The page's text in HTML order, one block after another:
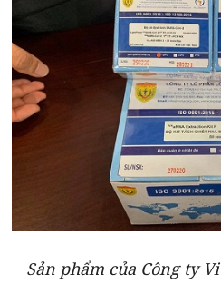
Sản phẩm của Công ty